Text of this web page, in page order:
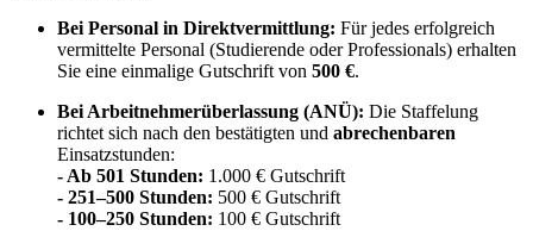
Bei Personal in Direktvermittlung: Für jedes erfolgreich
vermittelte Personal (Studierende oder Professionals) erhalten
Sie eine einmalige Gutschrift von 500 €.
Bei Arbeitnehmerüberlassung (ANÜ): Die Staffelung
richtet sich nach den bestätigten und abrechenbaren
Einsatzstunden:
- Ab 501 Stunden: 1.000 € Gutschrift
- 251–500 Stunden: 500 € Gutschrift
- 100–250 Stunden: 100 € Gutschrift